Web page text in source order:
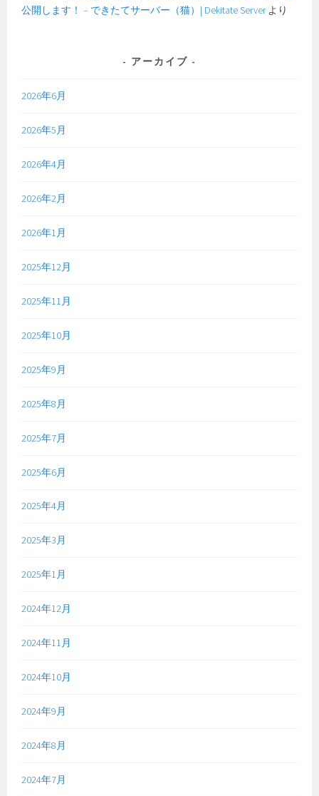
公開します！ – できたてサーバー（猫）| Dekitate Serverより
アーカイブ
2026年6月
2026年5月
2026年4月
2026年2月
2026年1月
2025年12月
2025年11月
2025年10月
2025年9月
2025年8月
2025年7月
2025年6月
2025年4月
2025年3月
2025年1月
2024年12月
2024年11月
2024年10月
2024年9月
2024年8月
2024年7月